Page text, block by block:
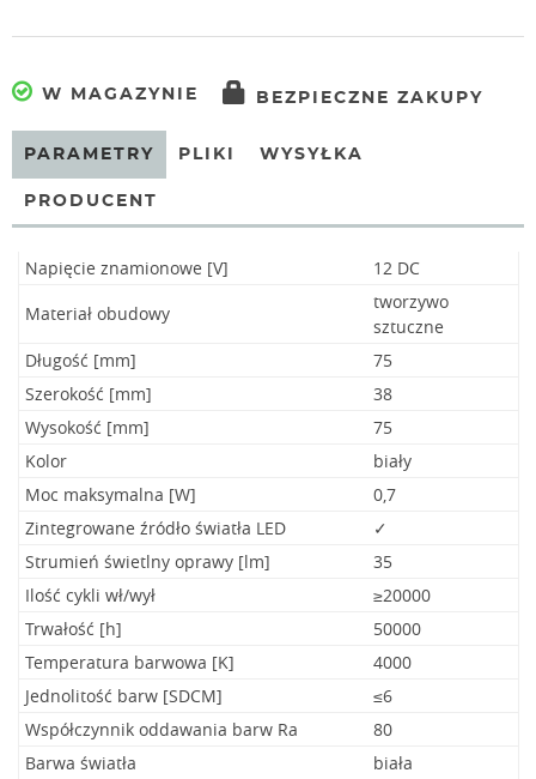
W MAGAZYNIE BEZPIECZNE ZAKUPY
PARAMETRY PLIKI WYSYŁKA
PRODUCENT
Napięcie znamionowe [V]
12 DC
Materiał obudowy
tworzywo
sztuczne
Długość [mm]
75
Szerokość [mm]
38
Wysokość [mm]
75
Kolor
biały
Moc maksymalna [W]
0,7
Zintegrowane źródło światła LED
✓
Strumień świetlny oprawy [lm]
35
Ilość cykli wł/wył
≥20000
Trwałość [h]
50000
Temperatura barwowa [K]
4000
Jednolitość barw [SDCM]
≤6
Współczynnik oddawania barw Ra
80
Barwa światła
biała